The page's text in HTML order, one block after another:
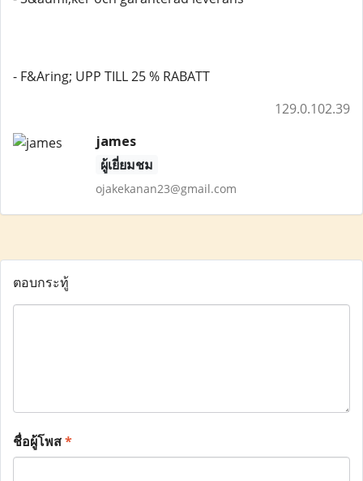
- F&Aring; UPP TILL 25 % RABATT
129.0.102.39
james
ผู้เยี่ยมชม
ojakekanan23@gmail.com
ตอบกระทู้
ชื่อผู้โพส*